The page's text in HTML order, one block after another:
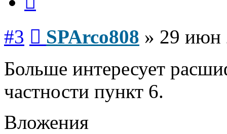
#3 SPArco808 » 29 июн
Больше интересует
частности пункт 6.
Вложения